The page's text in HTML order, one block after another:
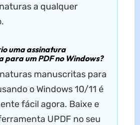
a qualquer
uma assinatura
para um PDF no Windows?
manuscritas para
o Windows 10/11 é
fácil agora. Baixe e
UPDF no seu